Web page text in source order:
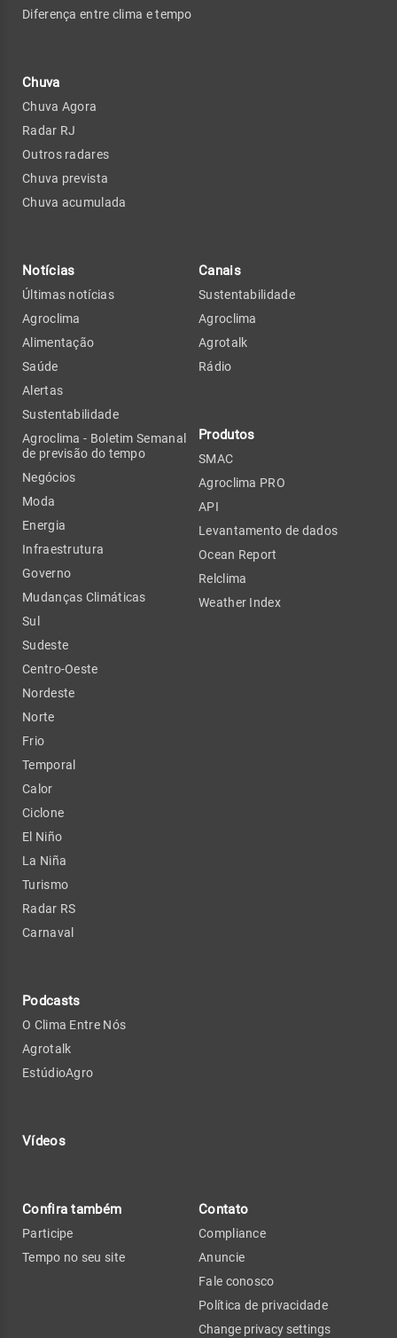
Diferença entre clima e tempo
Chuva
Chuva Agora
Radar RJ
Outros radares
Chuva prevista
Chuva acumulada
Notícias
Últimas notícias
Agroclima
Alimentação
Saúde
Alertas
Sustentabilidade
Agroclima - Boletim Semanal
de previsão do tempo
Negócios
Moda
Energia
Infraestrutura
Governo
Mudanças Climáticas
Sul
Sudeste
Centro-Oeste
Nordeste
Norte
Frio
Temporal
Calor
Ciclone
El Niño
La Niña
Turismo
Radar RS
Carnaval
Podcasts
O Clima Entre Nós
Agrotalk
EstúdioAgro
Vídeos
Canais
Sustentabilidade
Agroclima
Agrotalk
Rádio
Produtos
SMAC
Agroclima PRO
API
Levantamento de dados
Ocean Report
Relclima
Weather Index
Confira também
Participe
Tempo no seu site
Contato
Compliance
Anuncie
Fale conosco
Política de privacidade
Change privacy settings